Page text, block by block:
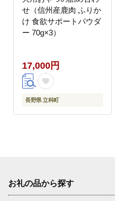
せ（信州産鹿肉 ふりか
け 食欲サポートパウダ
ー 70g×3）
17,000円
長野県 立科町
お礼の品から探す